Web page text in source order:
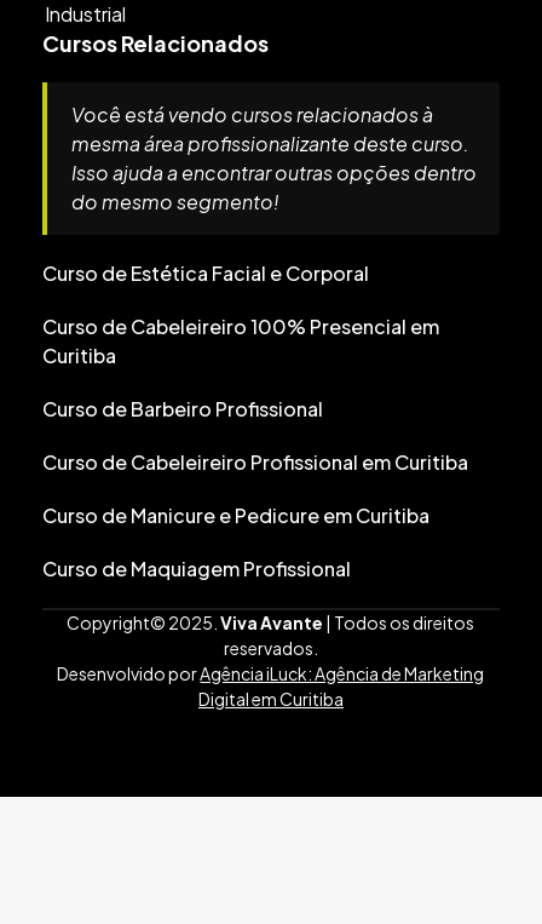
Industrial
Cursos Relacionados
Você está vendo cursos relacionados à
mesma área profissionalizante deste curso.
Isso ajuda a encontrar outras opções dentro
do mesmo segmento!
Curso de Estética Facial e Corporal
Curso de Cabeleireiro 100% Presencial em
Curitiba
Curso de Barbeiro Profissional
Curso de Cabeleireiro Profissional em Curitiba
Curso de Manicure e Pedicure em Curitiba
Curso de Maquiagem Profissional
Copyright© 2025. Viva Avante | Todos os direitos
reservados.
Desenvolvido porAgência iLuck: Agência de Marketing
Digital em Curitiba